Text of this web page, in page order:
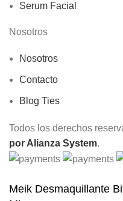
Serum Facial
Nosotros
Nosotros
Contacto
Blog Ties
Todos los derechos
por Alianza System.
Meik Desmaquillante